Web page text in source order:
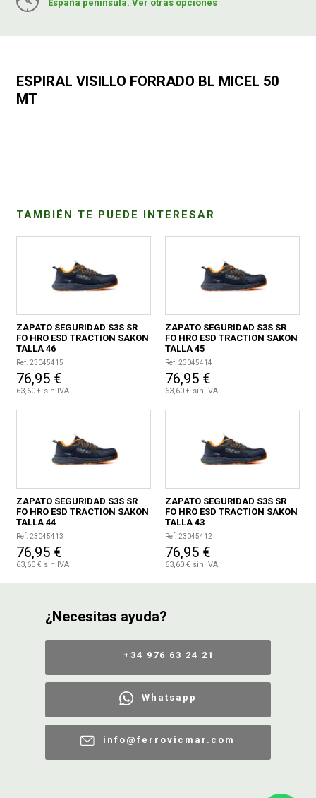
España península. Ver otras opciones
ESPIRAL VISILLO FORRADO BL MICEL 50
MT
TAMBIÉN TE PUEDE INTERESAR
ZAPATO SEGURIDAD S3S SR
FO HRO ESD TRACTION SAKON
TALLA 46
Ref. 23045415
76,95 €
63,60 € sin IVA
ZAPATO SEGURIDAD S3S SR
FO HRO ESD TRACTION SAKON
TALLA 45
Ref. 23045414
76,95 €
63,60 € sin IVA
ZAPATO SEGURIDAD S3S SR
FO HRO ESD TRACTION SAKON
TALLA 44
Ref. 23045413
76,95 €
63,60 € sin IVA
ZAPATO SEGURIDAD S3S SR
FO HRO ESD TRACTION SAKON
TALLA 43
Ref. 23045412
76,95 €
63,60 € sin IVA
¿Necesitas ayuda?
+34 976 63 24 21
Whatsapp
info@ferrovicmar.com